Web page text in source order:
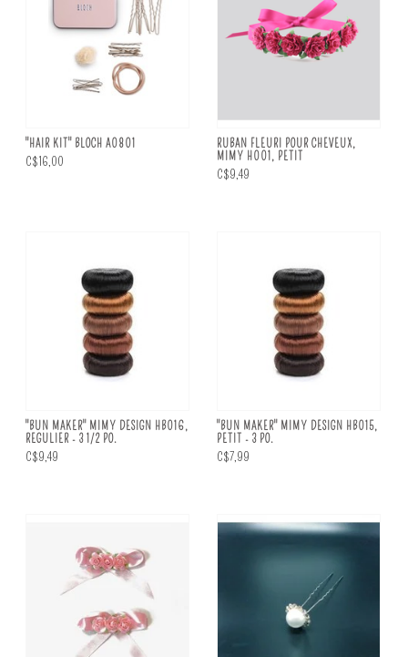
"HAIR KIT" BLOCH A0801
C$16,00
RUBAN FLEURI POUR CHEVEUX,
MIMY H001, PETIT
C$9,49
"BUN MAKER" MIMY DESIGN HB016,
REGULIER - 3 1/2 PO.
C$9,49
"BUN MAKER" MIMY DESIGN HB015,
PETIT - 3 PO.
C$7,99